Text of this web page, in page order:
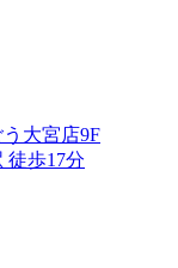
大宮店9F
徒歩17分